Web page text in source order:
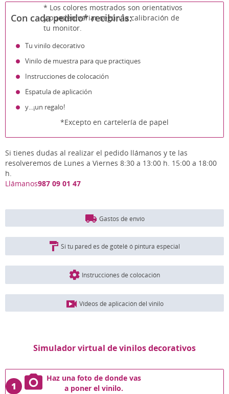
* Los colores mostrados son orientativos
y pueden variar según la calibración de
tu monitor.
Con cada pedido* recibirás:
Tu vinilo decorativo
Vinilo de muestra para que practiques
Instrucciones de colocación
Espatula de aplicación
y...¡un regalo!
*Excepto en cartelería de papel
Si tienes dudas al realizar el pedido llámanos y te las
resolveremos de Lunes a Viernes 8:30 a 13:00 h. 15:00 a 18:00
h.
Llámanos987 09 01 47
Gastos de envío
Si tu pared es de gotelé ó pintura especial
Instrucciones de colocación
Vídeos de aplicación del vinilo
Simulador virtual de vinilos decorativos
1
Haz una foto de donde vas
a poner el vinilo.